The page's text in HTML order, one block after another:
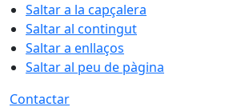
Saltar a la capçalera
Saltar al contingut
Saltar a enllaços
Saltar al peu de pàgina
Contactar